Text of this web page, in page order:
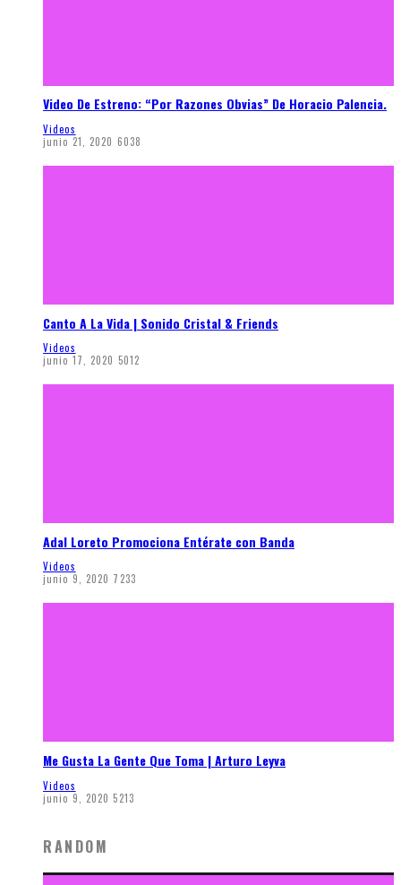
Video De Estreno: “Por Razones Obvias” De Horacio Palencia.
Videos
junio 21, 2020 6038
Canto A La Vida | Sonido Cristal & Friends
Videos
junio 17, 2020 5012
Adal Loreto Promociona Entérate con Banda
Videos
junio 9, 2020 7233
Me Gusta La Gente Que Toma | Arturo Leyva
Videos
junio 9, 2020 5213
RANDOM